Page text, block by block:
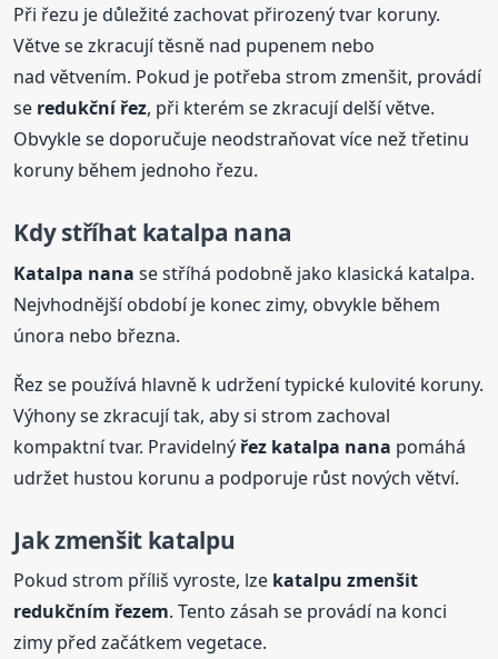
Při řezu je důležité zachovat přirozený tvar koruny.
Větve se zkracují těsně nad pupenem nebo
nad větvením. Pokud je potřeba strom zmenšit, provádí
se redukční řez, při kterém se zkracují delší větve.
Obvykle se doporučuje neodstraňovat více než třetinu
koruny během jednoho řezu.
Kdy stříhat katalpa nana
Katalpa nana se stříhá podobně jako klasická katalpa.
Nejvhodnější období je konec zimy, obvykle během
února nebo března.
Řez se používá hlavně k udržení typické kulovité koruny.
Výhony se zkracují tak, aby si strom zachoval
kompaktní tvar. Pravidelnýřez katalpa nana pomáhá
udržet hustou korunu a podporuje růst nových větví.
Jak zmenšit katalpu
Pokud strom příliš vyroste, lze katalpu zmenšit
redukčním řezem. Tento zásah se provádí na konci
zimy před začátkem vegetace.